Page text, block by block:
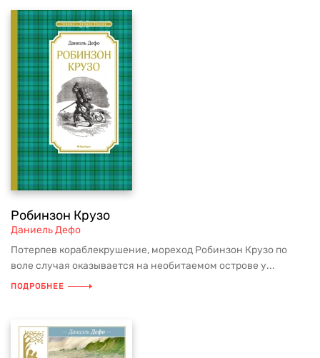
Робинзон Крузо
Даниель Дефо
Потерпев кораблекрушение, мореход Робинзон Крузо по
воле случая оказывается на необитаемом острове у...
ПОДРОБНЕЕ